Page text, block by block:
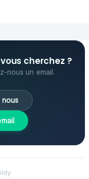
cherchez ?
nous un email.
nous